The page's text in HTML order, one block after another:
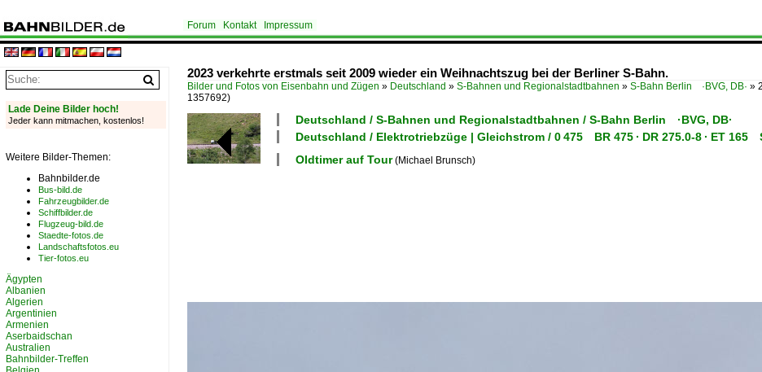
Forum Kontakt Impressum
2023 verkehrte erstmals seit 2009 wieder ein Weihnachtszug bei der Berliner S-Bahn.
Bilder und Fotos von Eisenbahn und Zügen » Deutschland » S-Bahnen und Regionalstadtbahnen » S-Bahn Berlin ·BVG, DB· »
1357692)
Deutschland / S-Bahnen und Regionalstadtbahnen / S-Bahn Berlin ·BVG, DB·
Deutschland / Elektrotriebzüge | Gleichstrom / 0 475 BR 475 · DR 275.0-8 · ET
Oldtimer auf Tour(Michael Brunsch)
Lade Deine Bilder hoch!
Jeder kann mitmachen, kostenlos!
Weitere Bilder-Themen:
Bahnbilder.de
Bus-bild.de
Fahrzeugbilder.de
Schiffbilder.de
Flugzeug-bild.de
Staedte-fotos.de
Landschaftsfotos.eu
Tier-fotos.eu
Ägypten
Albanien
Algerien
Argentinien
Armenien
Aserbaidschan
Australien
Bahnbilder-Treffen